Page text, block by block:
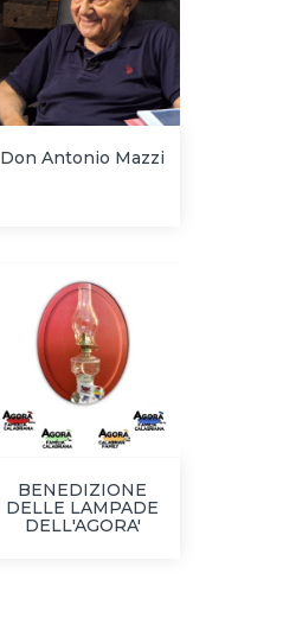
Don Antonio Mazzi
BENEDIZIONE
DELLE LAMPADE
DELL'AGORA'